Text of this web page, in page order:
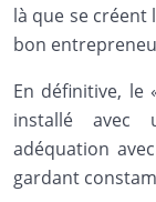
là que se créent
bon
En définitive, le
installé avec
adéquation
gardant